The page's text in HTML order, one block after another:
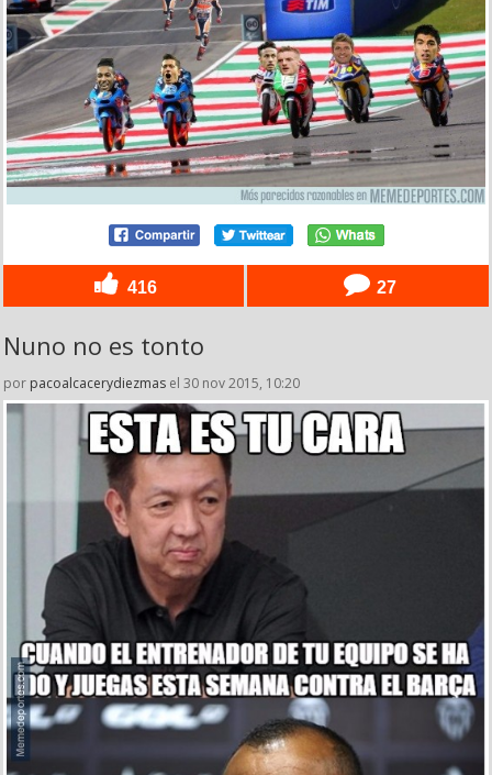
416 27
Nuno no es tonto
por pacoalcacerydiezmas el 30 nov 2015, 10:20